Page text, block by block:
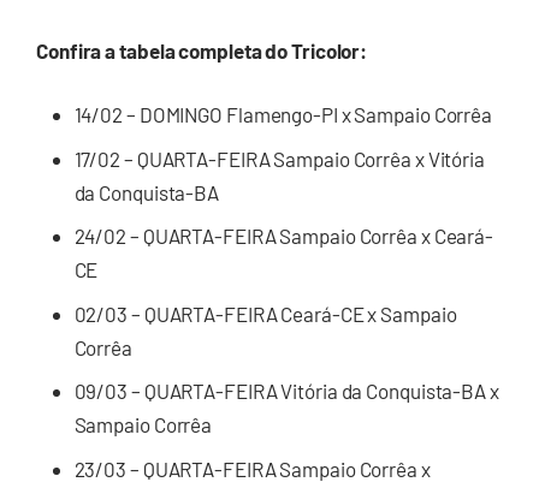
Confira a tabela completa do Tricolor:
14/02 – DOMINGO Flamengo-PI x Sampaio Corrêa
17/02 – QUARTA-FEIRA Sampaio Corrêa x Vitória
da Conquista-BA
24/02 – QUARTA-FEIRA Sampaio Corrêa x Ceará-
CE
02/03 – QUARTA-FEIRA Ceará-CE x Sampaio
Corrêa
09/03 – QUARTA-FEIRA Vitória da Conquista-BA x
Sampaio Corrêa
23/03 – QUARTA-FEIRA Sampaio Corrêa x